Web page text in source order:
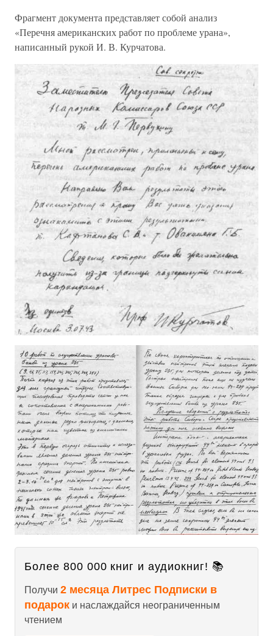
Фрагмент документа представляет собой анализ
«Перечня американских работ по проблеме урана»,
написанный рукой И. В. Курчатова.
Более 800 000 книг и аудиокниг! 📚
Получи 2 месяца Литрес Подписки в
подарок и наслаждайся неограниченным
чтением